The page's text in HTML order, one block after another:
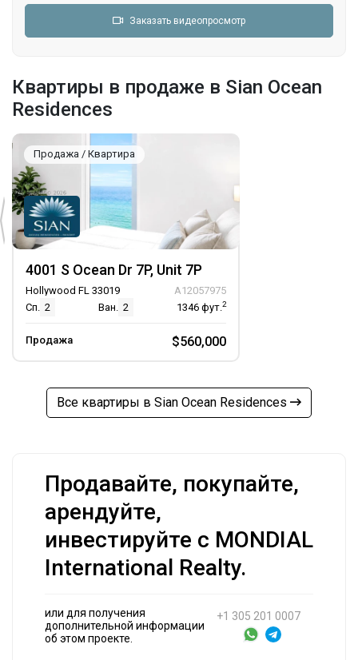
Заказать видеопросмотр
Квартиры в продаже в Sian Ocean
Residences
Продажа / Квартира
4001 S Ocean Dr 7P, Unit 7P
Hollywood FL 33019
A12057975
Сп. 2 Ван. 2 1346 фут.2
Продажа $560,000
Все квартиры в Sian Ocean Residences
Продавайте, покупайте,
арендуйте,
инвестируйте с MONDIAL
International Realty.
или для получения
дополнительной информации
об этом проекте.
+1 305 201 0007